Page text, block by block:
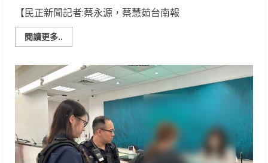
【民正新聞記者:蔡永源，蔡慧茹台南報
閱讀更多..
more
年
清
明
節
掃
墓
人
潮
湧
現
南